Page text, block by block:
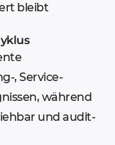
bleibt
, Service-
während
und audit-